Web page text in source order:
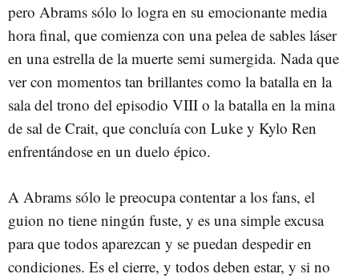
pero Abrams sólo lo logra en su emocionante media
hora final, que comienza con una pelea de sables láser
en una estrella de la muerte semi sumergida. Nada que
ver con momentos tan brillantes como la batalla en la
sala del trono del episodio VIII o la batalla en la mina
de sal de Crait, que concluía con Luke y Kylo Ren
enfrentándose en un duelo épico.
A Abrams sólo le preocupa contentar a los fans, el
guion no tiene ningún fuste, y es una simple excusa
para que todos aparezcan y se puedan despedir en
condiciones. Es el cierre, y todos deben estar, y si no